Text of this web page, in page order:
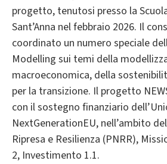
progetto, tenutosi presso la
Sant’Anna nel febbraio 2026. Il
coordinato un numero speciale
Modelling sui temi della
macroeconomica, della
per la transizione. Il progetto
con il sostegno finanziario
NextGenerationEU, nell’ambito
Ripresa e Resilienza (PNRR),
2, Investimento 1.1.